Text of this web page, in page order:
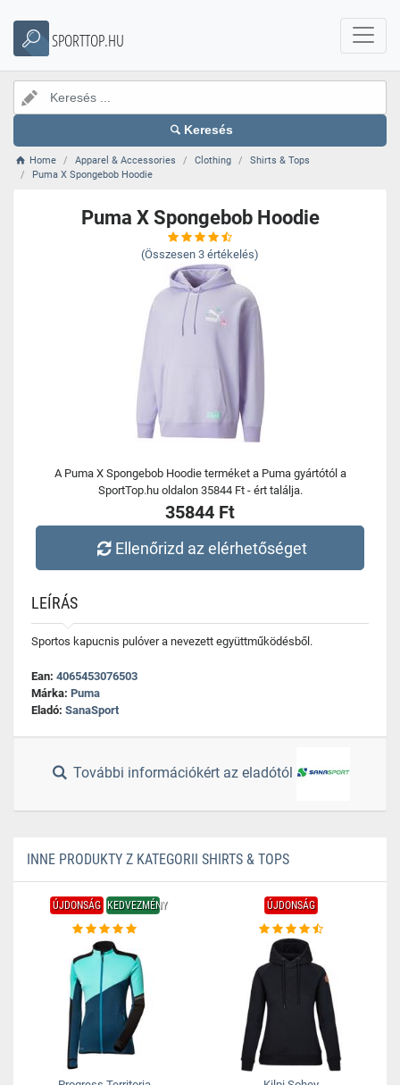
SPORTTOP.HU
Keresés
Home Apparel & Accessories Clothing
Shirts & Tops
Puma X Spongebob Hoodie
Puma X Spongebob Hoodie
(Összesen 3 értékelés)
A Puma X Spongebob Hoodie terméket a Puma gyártótól a
SportTop.hu oldalon 35844 Ft - ért találja.
35844 Ft
Ellenőrizd az elérhetőséget
LEÍRÁS
Sportos kapucnis pulóver a nevezett együttműködésből.
Ean: 4065453076503
Márka: Puma
Eladó: SanaSport
További információkért az eladótól
INNE PRODUKTY Z KATEGORII SHIRTS & TOPS
ÚJDONSÁG KEDVEZMÉNY ÚJDONSÁG